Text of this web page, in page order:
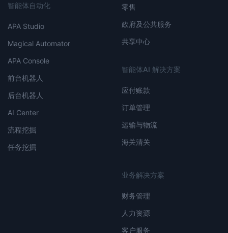
智能体自动化
APA Studio
Magical Automator
APA Console
前台机器人
后台机器人
AI Center
流程挖掘
任务挖掘
零售
政府及公共服务
共享中心
智能体AI 解决方案
应付账款
订单管理
运输与物流
海关清关
业务解决方案
财务管理
人力资源
客户服务